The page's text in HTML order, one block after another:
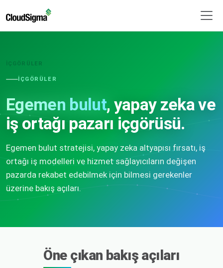
İÇGÖRÜLER
İÇGÖRÜLER
Egemen bulut, yapay zeka ve
iş ortağı pazarı içgörüsü.
Egemen bulut stratejisi, yapay zeka altyapısı fırsatı, iş
ortağı iş modelleri ve hizmet sağlayıcıların değişen
pazarda rekabet edebilmek için bilmesi gerekenler
üzerine bakış açıları.
Öne çıkan bakış açıları